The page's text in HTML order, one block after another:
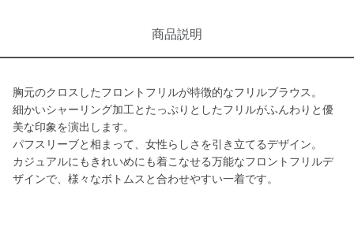
商品説明
胸元のクロスしたフロントフリルが特徴的なフリルブラウス。
細かいシャーリング加工とたっぷりとしたフリルがふんわりと優
美な印象を演出します。
パフスリーブと相まって、女性らしさを引き立てるデザイン。
カジュアルにもきれいめにも着こなせる万能なフロントフリルデ
ザインで、様々なボトムスと合わせやすい一着です。